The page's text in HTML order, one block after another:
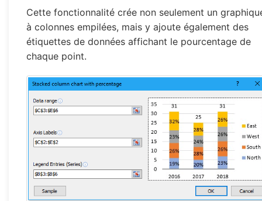
Cette fonctionnalité crée non seulement un
à colonnes empilées, mais y ajoute également des
étiquettes de données affichant le pourcentage de
chaque point.